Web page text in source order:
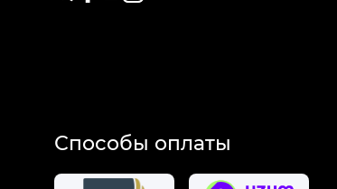
Способы оплаты